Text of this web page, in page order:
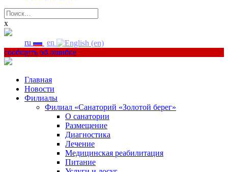
Найти:
x
ru
en
сообщить об ошибке
Главная
Новости
Филиалы
Филиал «Санаторий «Золотой берег»
О санатории
Размещение
Диагностика
Лечение
Медицинская реабилитация
Питание